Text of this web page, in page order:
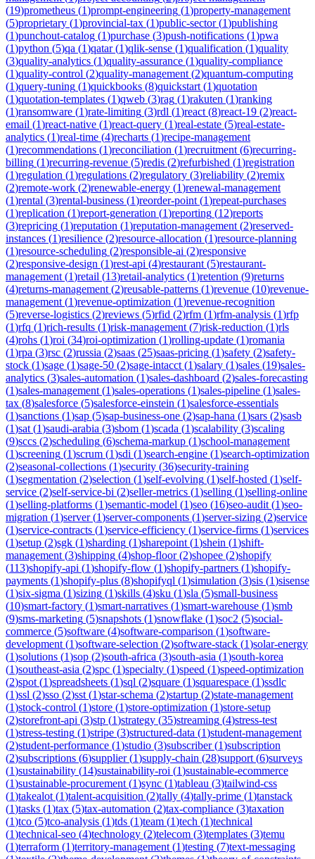
(19)prometheus (1)prompt-engineering (1)property-management
(5)proprietary (1)provincial-tax (1)public-sector(1)publishing
(1)punchout-catalog (1)purchase (3)push-notifications (1)pwa
(1)python (5)qa (1)qatar(1)qlik-sense (1)qualification (1)quality
(3)quality-analytics (1)quality-assurance (1)quality-compliance
(1)quality-control (2)quality-management (2)quantum-computing
(1)query-tuning (1)quickbooks (8)quickstart (1)quotation
(1)quotation-templates (1)qweb (3)rag (1)rakuten (1)ranking
(1)ransomware (1)rate-limiting (3)rdl (1)react (8)react-19 (2)react-
email (1)react-native (1)react-query (1)real-estate (5)real-estate-
analytics (1)real-time (4)recharts (1)recipe-management
(1)recommendations (1)reconciliation (1)recruitment (6)recurring-
billing (1)recurring-revenue (5)redis (2)refurbished (1)registration
(1)regulation (1)regulations (2)regulatory (3)reliability (2)remix
(2)remote-work (2)renewable-energy (1)renewal-management
(1)rental (3)rental-business (1)reorder-point (1)repeat-purchases
(1)replication (1)report-generation (1)reporting (12)reports
(3)repricing (1)reputation (1)reputation-management (2)reserved-
instances (1)resilience (2)resource-allocation (1)resource-planning
(1)resource-scheduling (2)responsible-ai (2)responsive
(2)responsive-design (1)rest-api (4)restaurant (5)restaurant-
management (1)retail (13)retail-analytics (1)retention (9)returns
(4)returns-management (2)reusable-patterns (1)revenue (10)revenue-
management (1)revenue-optimization (1)revenue-recognition
(5)reverse-logistics (2)reviews (5)rfid (2)rfm (1)rfm-analysis (1)rfp
(1)rfq (1)rich-results (1)risk-management (7)risk-reduction (1)rls
(4)rohs (1)roi (34)roi-optimization (1)rolling-update (1)romania
(1)rpa (3)rsc (2)russia (2)saas (25)saas-pricing (1)safety (2)safety-
stock (1)sage (1)sage-50 (2)sage-intacct (1)salary (1)sales (19)sales-
analytics (3)sales-automation (1)sales-dashboard (2)sales-forecasting
(1)sales-management (1)sales-operations (1)sales-pipeline (1)sales-
tax (8)salesforce (5)salesforce-einstein (1)salesforce-essentials
(1)sanctions (1)sap (5)sap-business-one (2)sap-hana (1)sars (2)sasb
(1)sat (1)saudi-arabia (3)sbom (1)scada (1)scalability (3)scaling
(9)sccs (2)scheduling (6)schema-markup (1)school-management
(1)screening (1)scrum (1)sdi (1)search-engine (1)search-optimization
(2)seasonal-collections (1)security (36)security-training
(1)segmentation (2)selection (1)self-evolving (1)self-hosted (1)self-
service (2)self-service-bi (2)seller-metrics (1)selling (1)selling-online
(1)selling-platforms (1)semantic-model (1)seo (16)seo-audit (1)seo-
migration (1)server(1)server-components (1)server-sizing (2)service
(1)service-contracts (1)service-efficiency (1)service-firms (1)services
(1)setup (2)sgk (1)sharding (1)sharepoint (1)shein (1)shift-
management (3)shipping (4)shop-floor(2)shopee (2)shopify
(113)shopify-api (1)shopify-flow (1)shopify-partners (1)shopify-
payments (1)shopify-plus (8)shopifyql (1)simulation (3)sis (1)sisense
(1)six-sigma (1)sizing (1)skills (4)sku (1)sla (5)small-business
(10)smart-factory (1)smart-narratives (1)smart-warehouse (1)smb
(9)sms-marketing (5)snapshots (1)snowflake (1)soc2 (5)social-
commerce (5)software (4)software-comparison (1)software-
development (1)software-selection (2)software-stack (1)solar-energy
(1)solutions (1)sop (2)south-africa (3)south-asia (1)south-korea
(1)southeast-asia (2)spc (1)specialty (1)speed (1)speed-optimization
(2)spot (1)spreadsheets (1)sql (2)square (1)squarespace (1)ssdlc
(1)ssl (2)sso (2)sst (1)star-schema (2)startup (2)state-management
(1)stock-control (1)store (1)store-optimization (1)store-setup
(2)storefront-api (3)stp (1)strategy (35)streaming (4)stress-test
(1)stress-testing (1)stripe (3)structured-data (1)student-management
(2)student-performance (1)studio (3)subscriber(1)subscription
(2)subscriptions (6)supplier(1)supply-chain (28)support (6)surveys
(1)sustainability (14)sustainability-roi (1)sustainable-ecommerce
(1)sustainable-procurement (1)sync (1)tableau (3)tailwind-css
(1)takealot (1)talent-acquisition (2)tally (4)tally-prime (1)tanstack
(1)tasks (1)tax (5)tax-automation (2)tax-compliance (3)taxation
(1)tco (5)tco-analysis (1)tds (1)team (1)tech (1)technical
(1)technical-seo (4)technology (2)telecom (3)templates (3)temu
(1)terraform (1)territory-management (1)testing (7)text-messaging